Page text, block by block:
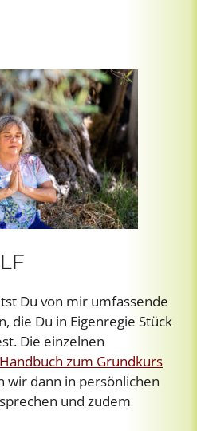
Du von mir umfassende
die Du in Eigenregie Stück
Die einzelnen
Handbuch zum Grundkurs
wir dann in persönlichen
und zudem